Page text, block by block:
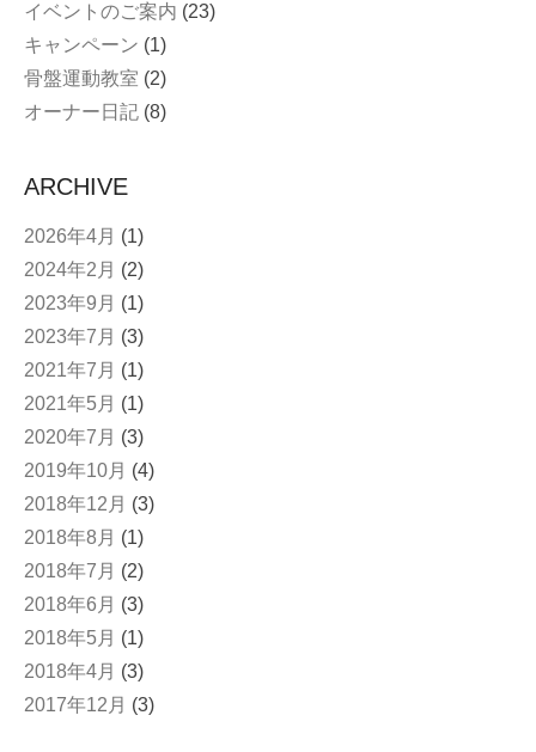
イベントのご案内 (23)
キャンペーン (1)
骨盤運動教室 (2)
オーナー日記 (8)
ARCHIVE
2026年4月 (1)
2024年2月 (2)
2023年9月 (1)
2023年7月 (3)
2021年7月 (1)
2021年5月 (1)
2020年7月 (3)
2019年10月 (4)
2018年12月 (3)
2018年8月 (1)
2018年7月 (2)
2018年6月 (3)
2018年5月 (1)
2018年4月 (3)
2017年12月 (3)